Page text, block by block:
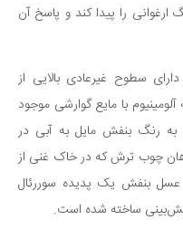
رنگ ارغوانی را پیدا کند و پاسخ آن
سطوح غیرعادی بالایی از
با مایع گوارشی موجود
به رنگ بنفش مایل به آبی در
چوب ترش که در خاک غنی از
عسل بنفش یک پدیده سوررئال
ساخته شده است.